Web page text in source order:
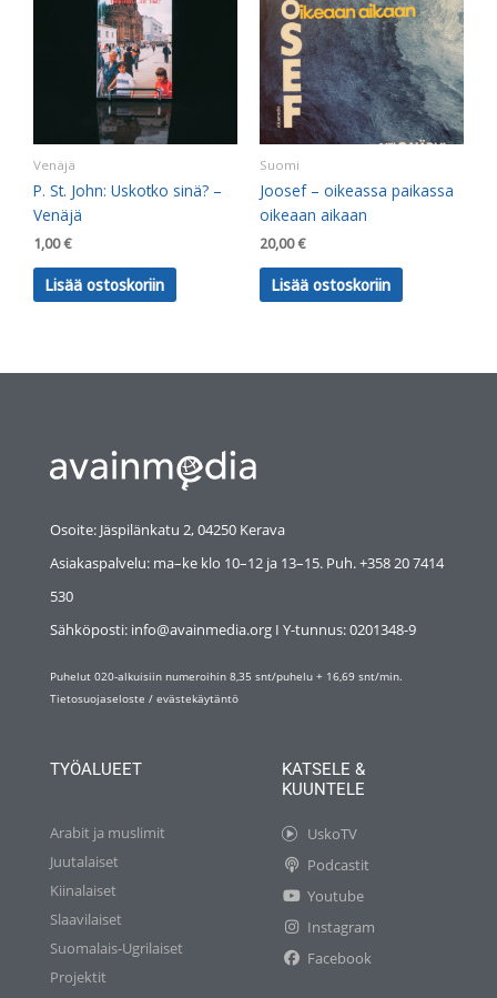
Venäjä
P. St. John: Uskotko sinä? –
Venäjä
1,00€
Lisää ostoskoriin
Suomi
Joosef – oikeassa paikassa
oikeaan aikaan
20,00€
Lisää ostoskoriin
Osoite: Jäspilänkatu 2, 04250 Kerava
Asiakaspalvelu: ma–ke klo 10–12 ja 13–15. Puh. +358 20 7414
530
Sähköposti: info@avainmedia.org I Y-tunnus:0201348-9
Puhelut 020-alkuisiin numeroihin 8,35 snt/puhelu + 16,69 snt/min.
Tietosuojaseloste / evästekäytäntö
TYÖALUEET
Arabit ja muslimit
Juutalaiset
Kiinalaiset
Slaavilaiset
Suomalais-Ugrilaiset
Projektit
KATSELE &
KUUNTELE
UskoTV
Podcastit
Youtube
Instagram
Facebook